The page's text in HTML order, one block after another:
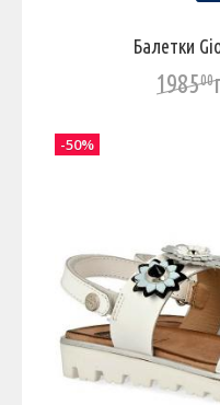
Балетки
198500
-50%